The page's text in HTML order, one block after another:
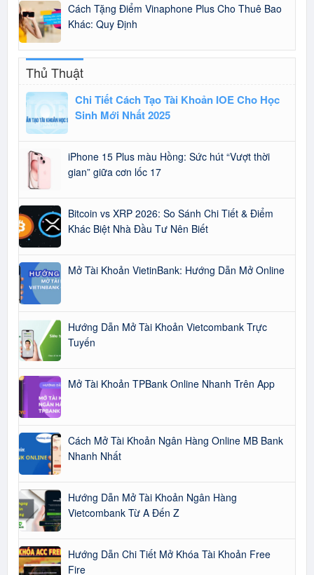
Cách Tặng Điểm Vinaphone Plus Cho Thuê Bao
Khác: Quy Định
Thủ Thuật
Chi Tiết Cách Tạo Tài Khoản IOE Cho Học
Sinh Mới Nhất 2025
iPhone 15 Plus màu Hồng: Sức hút “Vượt thời
gian” giữa cơn lốc 17
Bitcoin vs XRP 2026: So Sánh Chi Tiết & Điểm
Khác Biệt Nhà Đầu Tư Nên Biết
Mở Tài Khoản VietinBank: Hướng Dẫn Mở Online
Hướng Dẫn Mở Tài Khoản Vietcombank Trực
Tuyến
Mở Tài Khoản TPBank Online Nhanh Trên App
Cách Mở Tài Khoản Ngân Hàng Online MB Bank
Nhanh Nhất
Hướng Dẫn Mở Tài Khoản Ngân Hàng
Vietcombank Từ A Đến Z
Hướng Dẫn Chi Tiết Mở Khóa Tài Khoản Free
Fire